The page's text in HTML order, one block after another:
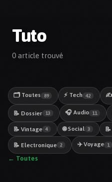
Tuto
0 article trouvé
🗂️ Toutes 89 ⚡ Tech 42 ✍️
📝 Dossier 13 🎧 Audio 11
📝 Vintage 4 🌐 Social 3
📝 Electronique 2 ✈️ Voyage 1
← Toutes